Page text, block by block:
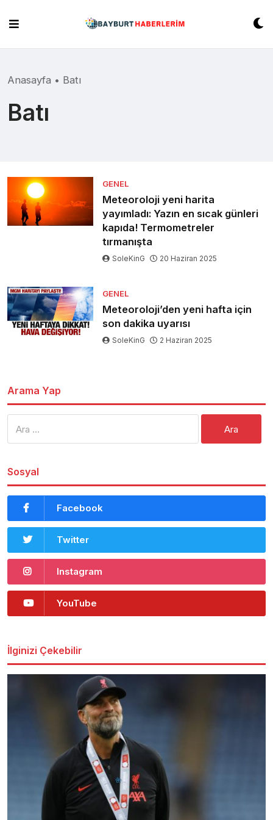
content
Anasayfa • Batı
Batı
GENEL
Meteoroloji yeni harita
yayımladı: Yazın en sıcak günleri
kapıda! Termometreler
tırmanışta
SoleKinG 20 Haziran 2025
GENEL
Meteoroloji’den yeni hafta için
son dakika uyarısı
SoleKinG 2 Haziran 2025
Arama Yap
Sosyal
Facebook
Twitter
Instagram
YouTube
İlginizi Çekebilir